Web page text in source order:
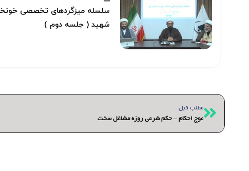
سلسله میزگردهای تخصصی
شهید ( جلسه دوم )
قبلیمطلب قبل
موج احکام – حکم شرعی روزه مشاغل سخت